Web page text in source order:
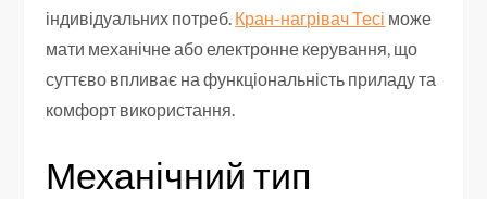
індивідуальних потреб. Кран-нагрівач Тесі може
мати механічне або електронне керування, що
суттєво впливає на функціональність приладу та
комфорт використання.
Механічний тип